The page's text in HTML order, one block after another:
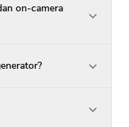
on-camera